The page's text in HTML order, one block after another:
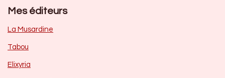
Mes éditeurs
La Musardine
Tabou
Elixyria